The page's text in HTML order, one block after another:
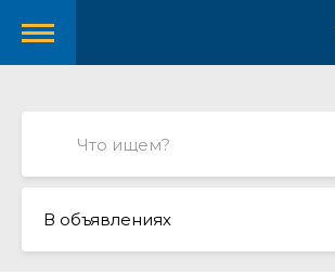
В объявлениях